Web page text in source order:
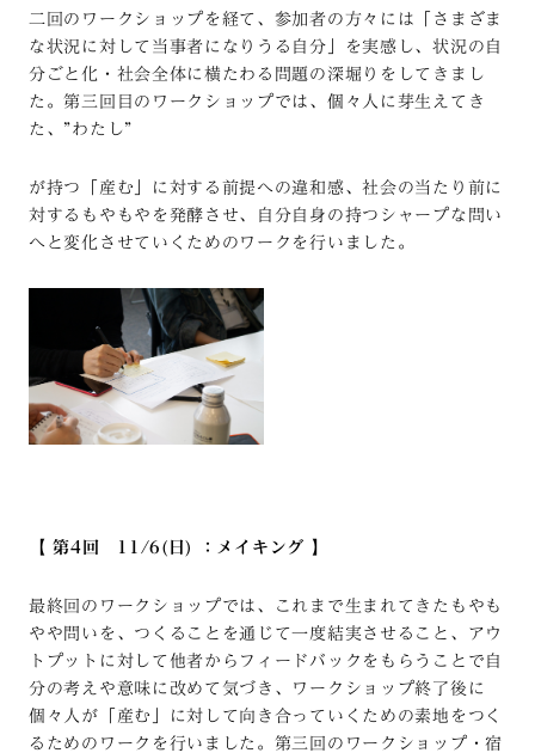
二回のワークショップを経て、参加者の方々には「さまざま
な状況に対して当事者になりうる自分」を実感し、状況の自
分ごと化・社会全体に横たわる問題の深堀りをしてきまし
た。第三回目のワークショップでは、個々人に芽生えてき
た、”わたし”
が持つ「産む」に対する前提への違和感、社会の当たり前に
対するもやもやを発酵させ、自分自身の持つシャープな問い
へと変化させていくためのワークを行いました。
【 第4回 11/6(日) ：メイキング 】
最終回のワークショップでは、これまで生まれてきたもやも
やや問いを、つくることを通じて一度結実させること、アウ
トプットに対して他者からフィードバックをもらうことで自
分の考えや意味に改めて気づき、ワークショップ終了後に
個々人が「産む」に対して向き合っていくための素地をつく
るためのワークを行いました。第三回のワークショップ・宿